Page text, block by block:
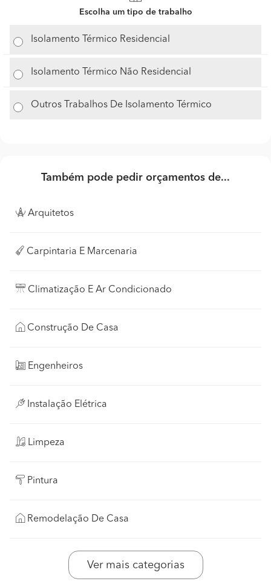
Escolha um tipo de trabalho
Isolamento Térmico Residencial
Isolamento Térmico Não Residencial
Outros Trabalhos De Isolamento Térmico
Também pode pedir orçamentos de...
Arquitetos
Carpintaria E Marcenaria
Climatização E Ar Condicionado
Construção De Casa
Engenheiros
Instalação Elétrica
Limpeza
Pintura
Remodelação De Casa
Ver mais categorias